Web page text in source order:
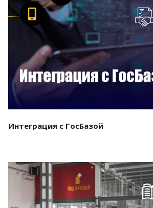
Смотреть проект
Интеграция с ГосБазой